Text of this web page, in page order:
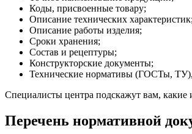
Коды, присвоенные товару;
Описание технических характеристик;
Описание работы изделия;
Сроки хранения;
Состав и рецептуры;
Конструкторские документы;
Технические нормативы (ГОСТы, ТУ),
Специалисты центра подскажут вам, какие
Перечень нормативной